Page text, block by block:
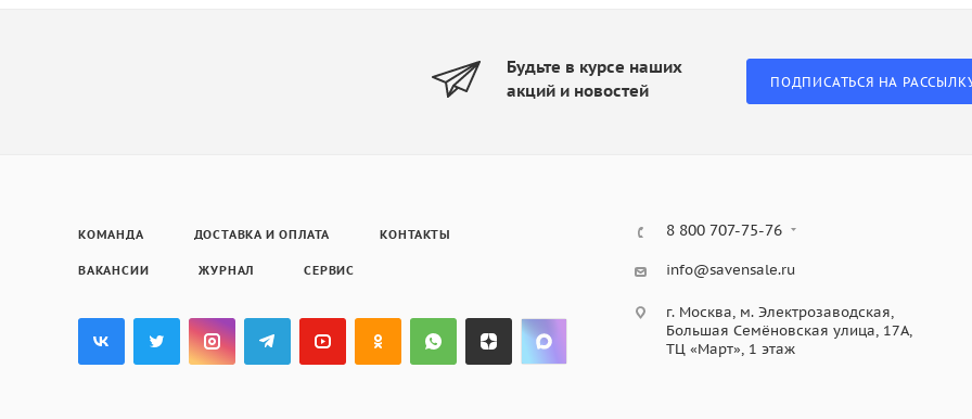
Будьте в курсе наших
акций и новостей
ПОДПИСАТЬСЯ НА
КОМАНДА ДОСТАВКА И ОПЛАТА КОНТАКТЫ
ВАКАНСИИ ЖУРНАЛ СЕРВИС
8 800 707-75-76
info@savensale.ru
г. Москва, м. Электрозаводская,
Большая Семёновская улица, 17А,
ТЦ «Март», 1 этаж